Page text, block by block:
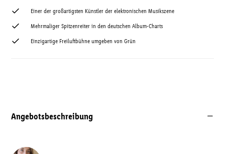
Einer der großartigsten Künstler der elektronischen Musikszene
Mehrmaliger Spitzenreiter in den deutschen Album-Charts
Einzigartige Freiluftbühne umgeben von Grün
Angebotsbeschreibung